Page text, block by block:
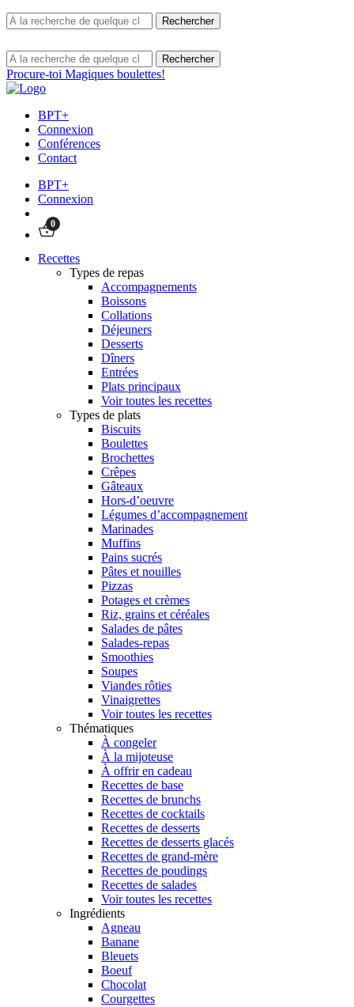
Procure-toi Magiques boulettes!
BPT+
Connexion
Conférences
Contact
BPT+
Connexion
0
Recettes
Types de repas
Accompagnements
Boissons
Collations
Déjeuners
Desserts
Dîners
Entrées
Plats principaux
Voir toutes les recettes
Types de plats
Biscuits
Boulettes
Brochettes
Crêpes
Gâteaux
Hors-d’oeuvre
Légumes d’accompagnement
Marinades
Muffins
Pains sucrés
Pâtes et nouilles
Pizzas
Potages et crèmes
Riz, grains et céréales
Salades de pâtes
Salades-repas
Smoothies
Soupes
Viandes rôties
Vinaigrettes
Voir toutes les recettes
Thématiques
À congeler
À la mijoteuse
À offrir en cadeau
Recettes de base
Recettes de brunchs
Recettes de cocktails
Recettes de desserts
Recettes de desserts glacés
Recettes de grand-mère
Recettes de poudings
Recettes de salades
Voir toutes les recettes
Ingrédients
Agneau
Banane
Bleuets
Boeuf
Chocolat
Courgettes